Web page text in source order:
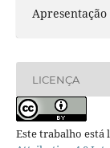
Apresentação
LICENÇA
Este trabalho está